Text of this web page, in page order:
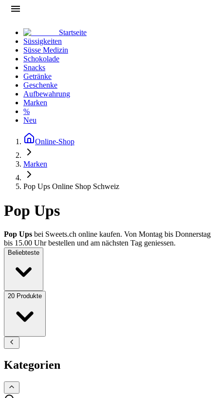
Startseite
Süssigkeiten
Süsse Medizin
Schokolade
Snacks
Getränke
Geschenke
Aufbewahrung
Marken
%
Neu
Online-Shop
Marken
Pop Ups Online Shop Schweiz
Pop Ups
Pop Ups bei Sweets.ch online kaufen. Von Montag bis Donnerstag
bis 15.00 Uhr bestellen und am nächsten Tag geniessen.
Beliebteste
20 Produkte
Kategorien